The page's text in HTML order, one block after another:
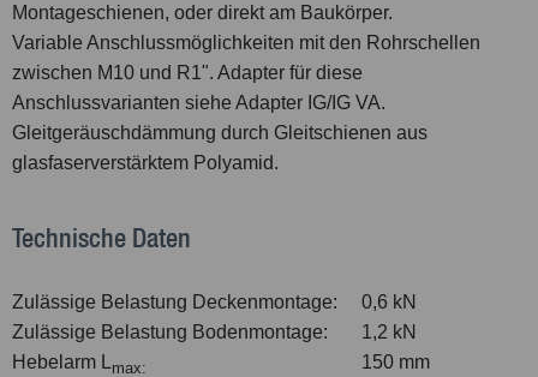
Montageschienen, oder direkt am Baukörper.
Variable Anschlussmöglichkeiten mit den Rohrschellen
zwischen M10 und R1". Adapter für diese
Anschlussvarianten siehe Adapter IG/IG VA.
Gleitgeräuschdämmung durch Gleitschienen aus
glasfaserverstärktem Polyamid.
Technische Daten
Zulässige Belastung Deckenmontage:
0,6 kN
Zulässige Belastung Bodenmontage:
1,2 kN
Hebelarm Lmax:
150 mm